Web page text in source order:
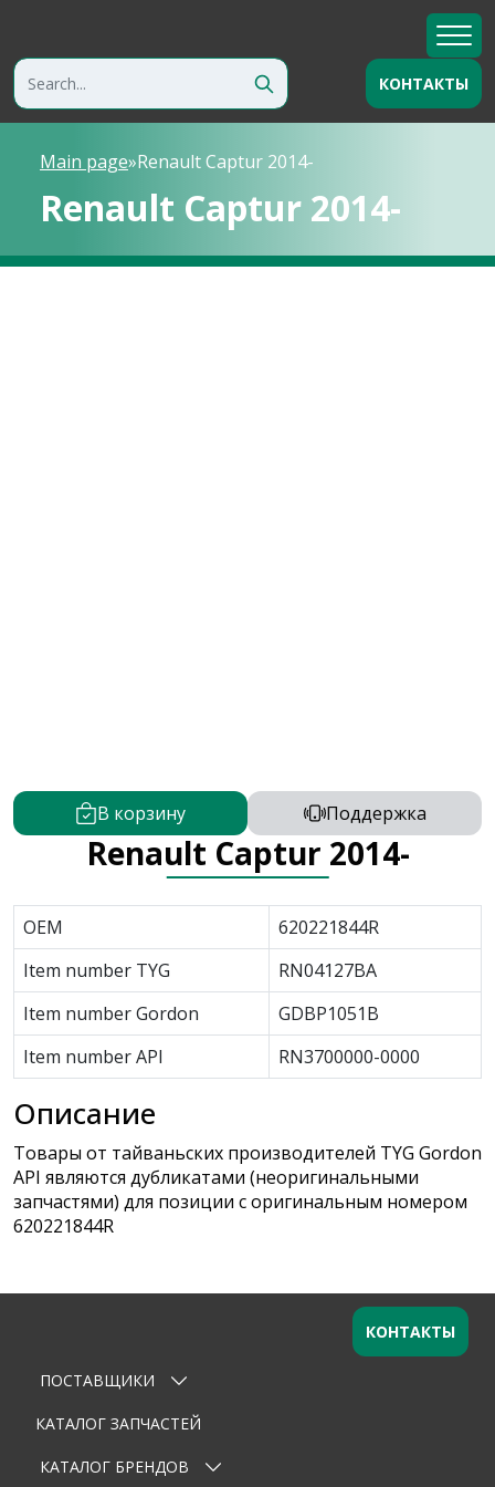
КОНТАКТЫ
Main page»Renault Captur 2014-
Renault Captur 2014-
В корзину Поддержка
Renault Captur 2014-
OEM
620221844R
Item number TYG
RN04127BA
Item number Gordon
GDBP1051B
Item number API
RN3700000-0000
Описание
Товары от тайваньских производителей TYG Gordon
API являются дубликатами (неоригинальными
запчастями) для позиции с оригинальным номером
620221844R
Оставьте заявку
Ваше имя
Email
ПОСТАВЩИКИ
КАТАЛОГ ЗАПЧАСТЕЙ
КАТАЛОГ БРЕНДОВ
КОНТАКТЫ